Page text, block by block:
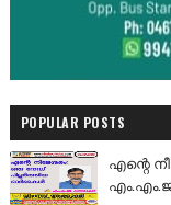
POPULAR POSTS
എന്റെ